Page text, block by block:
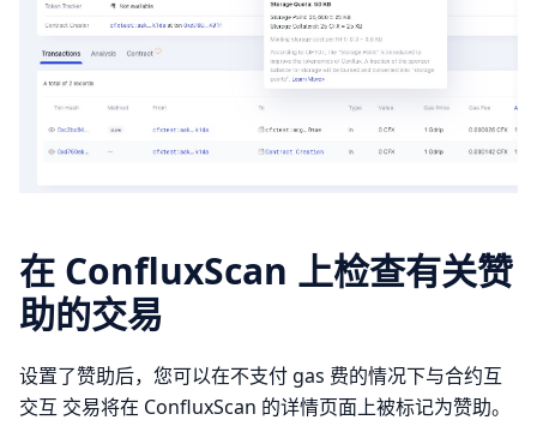
在 ConfluxScan 上检查有关赞
助的交易
设置了赞助后，您可以在不支付 gas 费的情况下与合约互
交互 交易将在 ConfluxScan 的详情页面上被标记为赞助。